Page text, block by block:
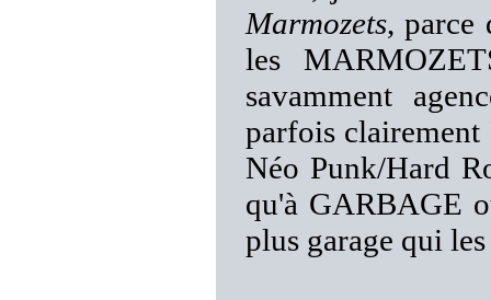
Marmozets, parce
les
savamment
parfois
Néo Punk/Hard
qu'à GARBAGE
plus garage qui